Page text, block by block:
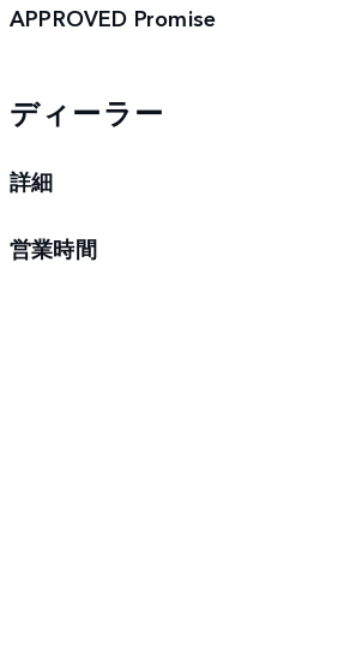
APPROVED Promise
ディーラー
詳細
営業時間